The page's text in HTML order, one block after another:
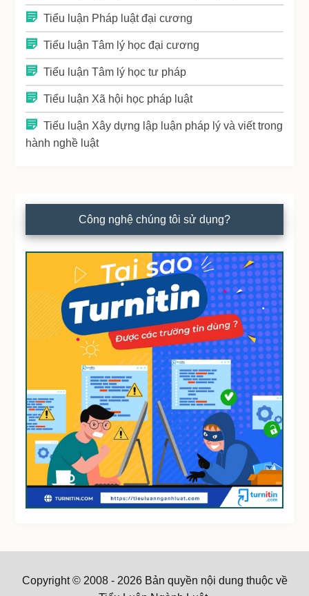
Tiểu luận Pháp luật đại cương
Tiểu luận Tâm lý học đại cương
Tiểu luận Tâm lý học tư pháp
Tiểu luận Xã hội học pháp luật
Tiểu luận Xây dựng lập luận pháp lý và viết trong
hành nghề luật
Công nghệ chúng tôi sử dụng?
Copyright © 2008 - 2026 Bản quyền nội dung thuộc về